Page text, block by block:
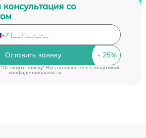
со
Оставить заявку
заявку" Вы соглашаетесь cполитикой
конфиденциальности